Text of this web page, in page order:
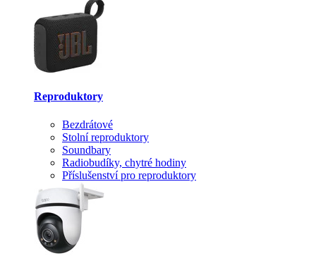
Reproduktory
Bezdrátové
Stolní reproduktory
Soundbary
Radiobudíky, chytré hodiny
Příslušenství pro reproduktory